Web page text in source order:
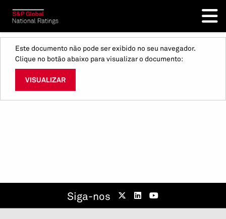
Este documento não pode ser exibido no seu navegador.
Clique no botão abaixo para visualizar o documento:
VISUALIZAR
Siga-nos